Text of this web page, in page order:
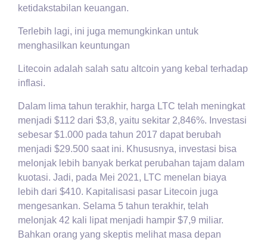
ketidakstabilan keuangan.
Terlebih lagi, ini juga memungkinkan untuk
menghasilkan keuntungan
Litecoin adalah salah satu altcoin yang kebal terhadap
inflasi.
Dalam lima tahun terakhir, harga LTC telah meningkat
menjadi $112 dari $3,8, yaitu sekitar 2,846%. Investasi
sebesar $1.000 pada tahun 2017 dapat berubah
menjadi $29.500 saat ini. Khususnya, investasi bisa
melonjak lebih banyak berkat perubahan tajam dalam
kuotasi. Jadi, pada Mei 2021, LTC menelan biaya
lebih dari $410. Kapitalisasi pasar Litecoin juga
mengesankan. Selama 5 tahun terakhir, telah
melonjak 42 kali lipat menjadi hampir $7,9 miliar.
Bahkan orang yang skeptis melihat masa depan